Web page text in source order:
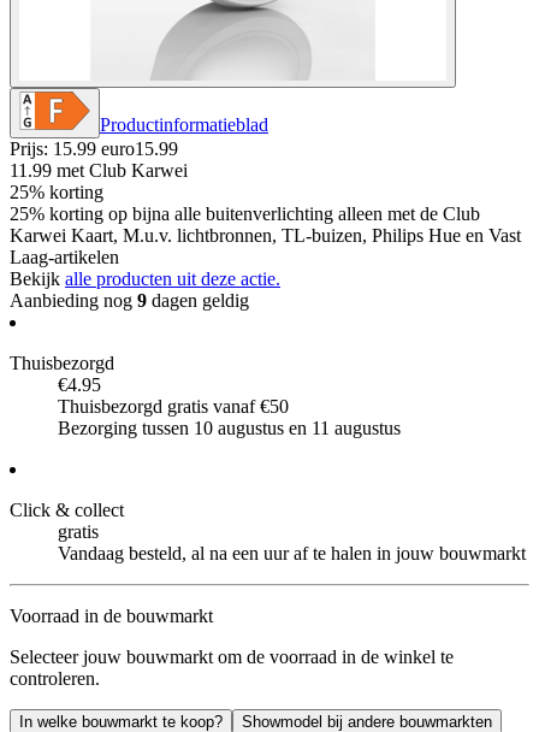
Productinformatieblad
Prijs: 15.99 euro15.99
11.99 met Club Karwei
25% korting
25% korting op bijna alle buitenverlichting alleen met de Club
Karwei Kaart, M.u.v. lichtbronnen, TL-buizen, Philips Hue en Vast
Laag-artikelen
Bekijk alle producten uit deze actie.
Aanbieding nog 9 dagen geldig
Thuisbezorgd
€4.95
Thuisbezorgd gratis vanaf €50
Bezorging tussen 10 augustus en 11 augustus
Click & collect
gratis
Vandaag besteld, al na een uur af te halen in jouw bouwmarkt
Voorraad in de bouwmarkt
Selecteer jouw bouwmarkt om de voorraad in de winkel te
controleren.
In welke bouwmarkt te koop? Showmodel bij andere bouwmarkten